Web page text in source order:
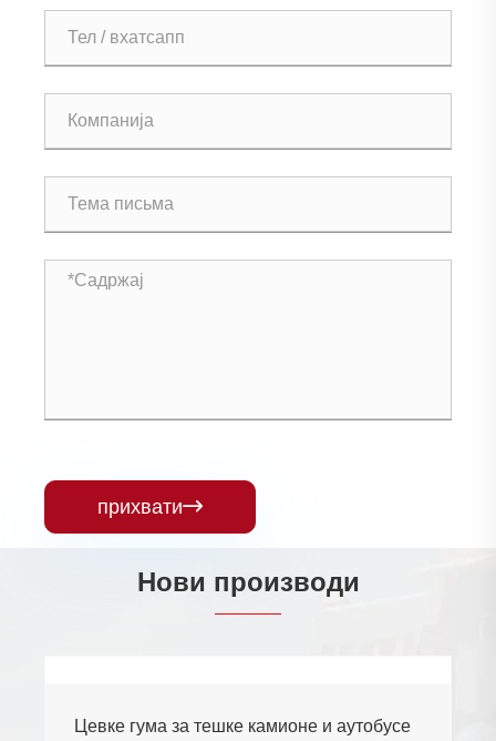
прихвати
Нови производи